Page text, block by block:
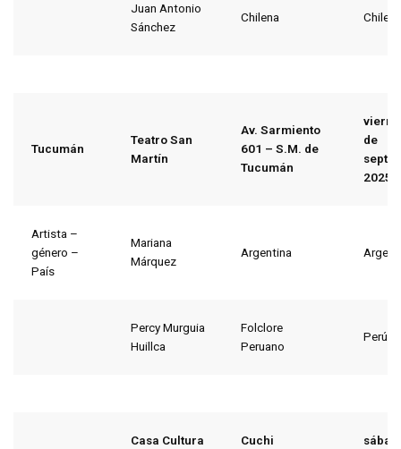
Juan Antonio
Sánchez
Chilena Chile
Tucumán
Teatro San
Martín
Av. Sarmiento
601 – S.M. de
Tucumán
de
2025
Artista –
género –
País
Mariana
Márquez
Argentina
Percy Murguia
Huillca
Folclore
Peruano
Perú
Casa Cultura
Cuchi